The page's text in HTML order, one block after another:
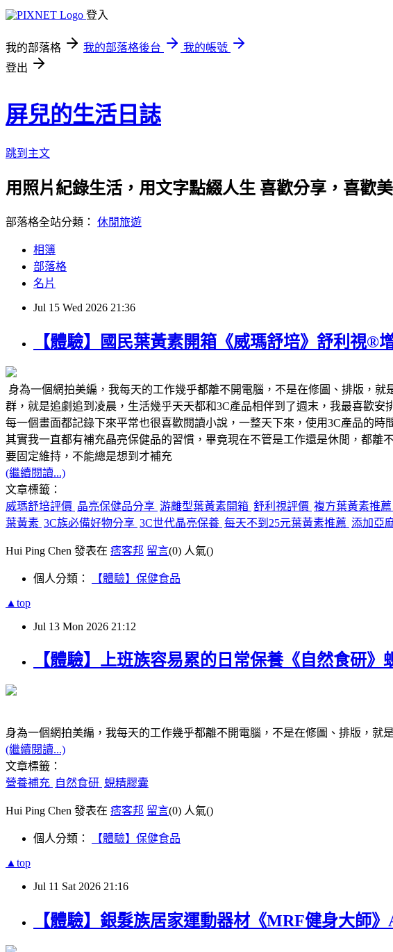
登入
我的部落格 我的部落格後台
我的帳號
登出
屏兒的生活日誌
跳到主文
用照片紀錄生活，用文字點綴人生 喜歡分享，喜歡
部落格全站分類： 休閒旅遊
相簿
部落格
名片
Jul 15 Wed 2026 21:36
【體驗】國民葉黃素開箱《威瑪舒培》舒利視®
身為一個網拍美編，我每天的工作幾乎都離不開電腦，不是在修圖、排版，
群，就是追劇追到凌晨，生活幾乎天天都和3C產品相伴到了週末，我最喜歡
每一個畫面都記錄下來平常也很喜歡閱讀小說，一整天下來，使用3C產品的時
其實我一直都有補充晶亮保健品的習慣，畢竟現在不管是工作還是休閒，都
要固定維持，不能總是想到才補充
(繼續閱讀...)
文章標籤：
威瑪舒培評價 晶亮保健品分享 游離型葉黃素開箱 舒利視評價 複方葉黃素推薦
葉黃素 3C族必備好物分享 3C世代晶亮保養 每天不到25元葉黃素推薦 添加亞
Hui Ping Chen 發表在 痞客邦 留言(0) 人氣()
個人分類： 【體驗】保健食品
▲top
Jul 13 Mon 2026 21:12
【體驗】上班族容易累的日常保養《自然食研
身為一個網拍美編，我每天的工作幾乎都離不開電腦，不是在修圖、排版，就
(繼續閱讀...)
文章標籤：
營養補充 自然食研 蜆精膠囊
Hui Ping Chen 發表在 痞客邦 留言(0) 人氣()
個人分類： 【體驗】保健食品
▲top
Jul 11 Sat 2026 21:16
【體驗】銀髮族居家運動器材《MRF健身大師